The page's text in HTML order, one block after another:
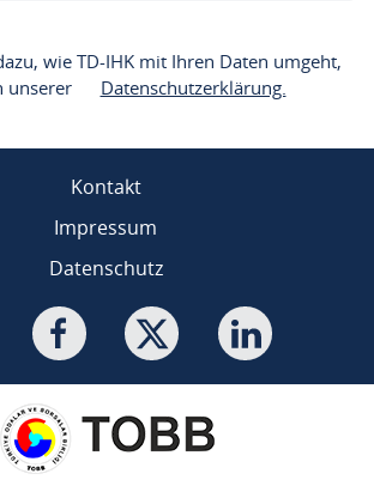
wie TD-IHK mit Ihren Daten umgeht,
unserer
Datenschutzerklärung.
Kontakt
Impressum
Datenschutz